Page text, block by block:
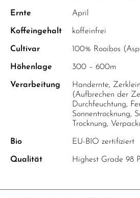
ROSENKNOSPEN
SALBEI
SCHWARZE MALVE
ZITRONENMELISSE
Ernte April
Koffeingehalt koffeinfrei
Cultivar 100% Rooibos
Höhenlage 300 – 600m
Verarbeitung
Handernte,
(Aufbrechen der
Durchfeuchtung,
Sonnentrocknung,
Trocknung,
Bio EU-BIO zertifiziert
Qualität Highest Grade 98